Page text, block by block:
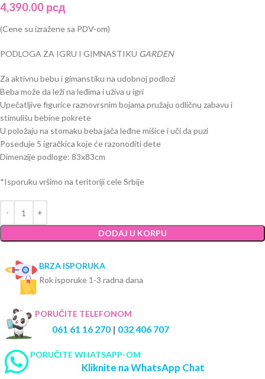
4,390.00 рсд
(Cene su izražene sa PDV-om)
PODLOGA ZA IGRU I GIMNASTIKU GARDEN
Za aktivnu bebu i gimanstiku na udobnoj podlozi
Beba može da leži na leđima i uživa u igri
Upečatljive figurice raznovrsnim bojama pružaju odličnu zabavu i
stimulišu bebine pokrete
U položaju na stomaku beba jača leđne mišice i uči da puzi
Poseduje 5 igračkica koje će razonoditi dete
Dimenzije podloge: 83x83cm
*Isporuku vršimo na teritoriji cele Srbije
DODAJ U KORPU
BRZA ISPORUKA
Rok isporuke 1-3 radna dana
PORUČITE TELEFONOM
061 61 16 270 | 032 406 707
PORUČITE WHATSAPP-OM
Kliknite na WhatsApp Chat